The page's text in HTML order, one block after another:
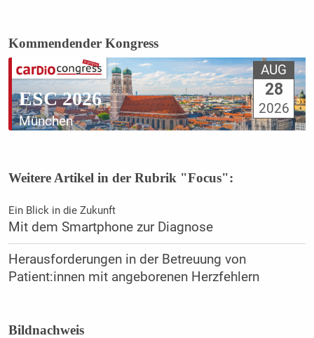
Kommendender Kongress
ESC 2026
München
AUG
28
2026
Weitere Artikel in der Rubrik "Focus":
Ein Blick in die Zukunft
Mit dem Smartphone zur Diagnose
Herausforderungen in der Betreuung von
Patient:innen mit angeborenen Herzfehlern
Bildnachweis